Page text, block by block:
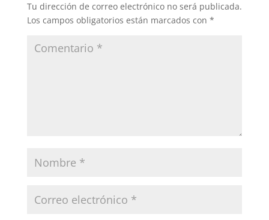
Tu dirección de correo electrónico no será publicada.
Los campos obligatorios están marcados con *